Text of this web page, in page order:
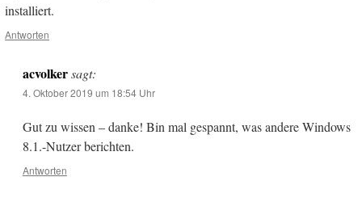
installiert.
Antworten
acvolker sagt:
4. Oktober 2019 um 18:54 Uhr
Gut zu wissen – danke! Bin mal gespannt, was andere Windows
8.1.-Nutzer berichten.
Antworten